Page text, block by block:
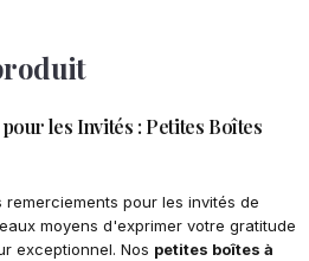
les Invités : Petites Boîtes
pour les invités de
moyens d'exprimer votre gratitude
exceptionnel. Nos petites boîtes à